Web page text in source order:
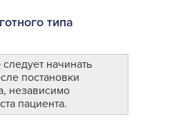
типа
начинать
постановки
независимо
пациента.